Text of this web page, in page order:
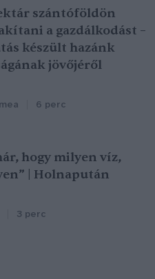
szántóföldön
a gazdálkodást –
készült hazánk
jövőjéről
6 perc
hogy milyen víz,
| Holnapután
3 perc